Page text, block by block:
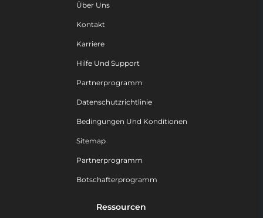
Über Uns
Kontakt
Karriere
Hilfe Und Support
Partnerprogramm
Datenschutzrichtlinie
Bedingungen Und Konditionen
Sitemap
Partnerprogramm
Botschafterprogramm
Ressourcen